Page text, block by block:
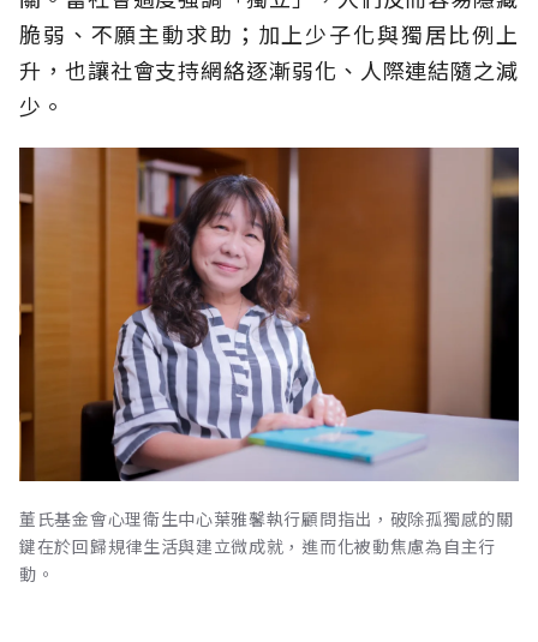
脆弱、不願主動求助；加上少子化與獨居比例上
升，也讓社會支持網絡逐漸弱化、人際連結隨之減
少。
董氏基金會心理衛生中心葉雅馨執行顧問指出，破除孤獨感的關
鍵在於回歸規律生活與建立微成就，進而化被動焦慮為自主行
動。